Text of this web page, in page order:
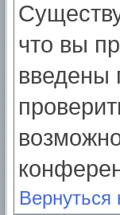
что вы
введены
Вернуться